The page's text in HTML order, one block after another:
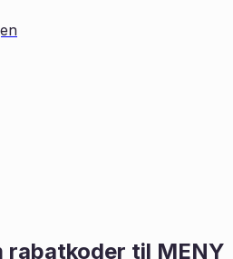
rabatkoder til MENY